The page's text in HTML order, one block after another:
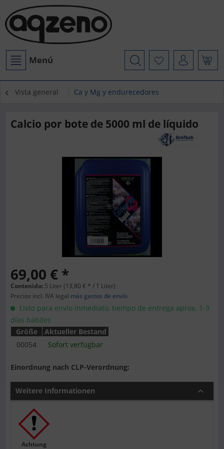
Menú
Vista general Ca y Mg y endurecedores
Calcio por bote de 5000 ml de líquido
69,00 € *
Contenido: 5 Liter (13,80 € * / 1 Liter)
Precios incl. IVA legal más gastos de envío
Listo para envío inmediato, tiempo de entrega aprox. 1-3
días hábiles
Größe
Aktueller Bestand
00054
Sofort verfügbar
Einordnung nach CLP-Verordnung:
Weitere Informationen
Achtung